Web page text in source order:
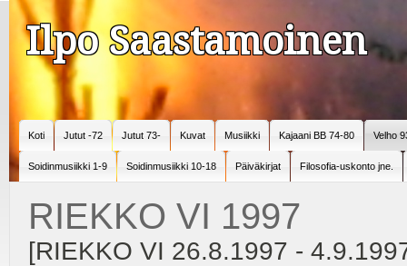
Ilpo Saastamoinen
Koti Jutut -72 Jutut 73- Kuvat Musiikki Kajaani BB 74-80 Velho
Soidinmusiikki 1-9 Soidinmusiikki 10-18 Päiväkirjat Filosofia-uskonto jne.
RIEKKO VI 1997
[RIEKKO VI 26.8.1997 -